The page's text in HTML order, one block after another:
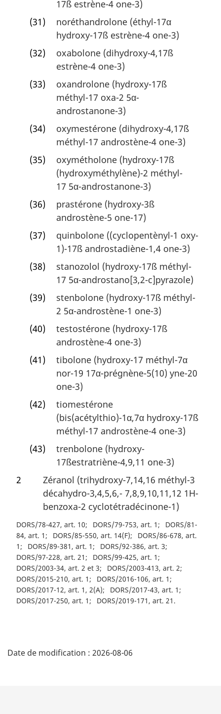
17ß estrène-4 one-3)
(31)
noréthandrolone (éthyl-17α
hydroxy-17ß estrène-4 one-3)
(32)
oxabolone (dihydroxy-4,17ß
estrène-4 one-3)
(33)
oxandrolone (hydroxy-17ß
méthyl-17 oxa-2 5α-
androstanone-3)
(34)
oxymestérone (dihydroxy-4,17ß
méthyl-17 androstène-4 one-3)
(35)
oxymétholone (hydroxy-17ß
(hydroxyméthylène)-2 méthyl-
17 5α-androstanone-3)
(36)
prastérone (hydroxy-3ß
androstène-5 one-17)
(37)
quinbolone ((cyclopentènyl-1 oxy-
1)-17ß androstadiène-1,4 one-3)
(38)
stanozolol (hydroxy-17ß méthyl-
17 5α-androstano[3,2-c]pyrazole)
(39)
stenbolone (hydroxy-17ß méthyl-
2 5α-androstène-1 one-3)
(40)
testostérone (hydroxy-17ß
androstène-4 one-3)
(41)
tibolone (hydroxy-17 méthyl-7α
nor-19 17α-prégnène-5(10) yne-20
one-3)
(42)
tiomestérone
(bis(acétylthio)-1α,7α hydroxy-17ß
méthyl-17 androstène-4 one-3)
(43)
trenbolone (hydroxy-
17ßestratriène-4,9,11 one-3)
2
Zéranol (trihydroxy-7,14,16 méthyl-3
décahydro-3,4,5,6,- 7,8,9,10,11,12 1H-
benzoxa-2 cyclotétradécinone-1)
DORS/78-427, art. 10 DORS/79-753, art. 1
DORS/81-
84, art. 1
DORS/85-550, art. 14(F)
DORS/86-678, art.
1
DORS/89-381, art. 1
DORS/92-386, art. 3
DORS/97-228, art. 21
DORS/99-425, art. 1
DORS/2003-34, art. 2 et 3
DORS/2003-413, art. 2
DORS/2015-210, art. 1
DORS/2016-106, art. 1
DORS/2017-12, art. 1, 2(A)
DORS/2017-43, art. 1
DORS/2017-250, art. 1
DORS/2019-171, art. 21
é
Date de modification : 2026-08-06